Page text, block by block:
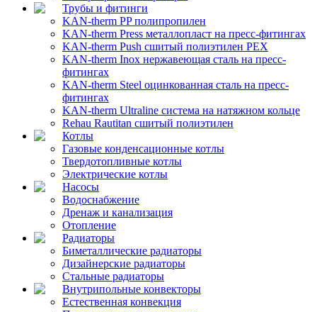
Трубы и фитинги
KAN-therm PP полипропилен
KAN-therm Рress металлопласт на пресс-фитингах
KAN-therm Push сшитый полиэтилен PEX
KAN-therm Inox нержавеющая сталь на пресс-
фитингах
KAN-therm Steel оцинкованная сталь на пресс-
фитингах
KAN-therm Ultraline система на натяжном кольце
Rehau Rautitan сшитый полиэтилен
Котлы
Газовые конденсационные котлы
Твердотопливные котлы
Электрические котлы
Насосы
Водоснабжение
Дренаж и канализация
Отопление
Радиаторы
Биметаллические радиаторы
Дизайнерские радиаторы
Стальные радиаторы
Внутрипольные конвекторы
Естественная конвекция